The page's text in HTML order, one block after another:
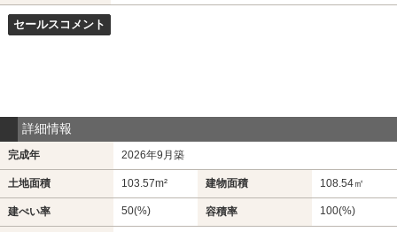
セールスコメント
詳細情報
完成年 2026年9月築
土地面積 103.57m² 建物面積 108.54㎡
建ぺい率 50(%) 容積率 100(%)